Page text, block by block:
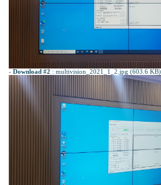
- Download #2 : multivision_2021_1_2.jpg (603.6 KB)